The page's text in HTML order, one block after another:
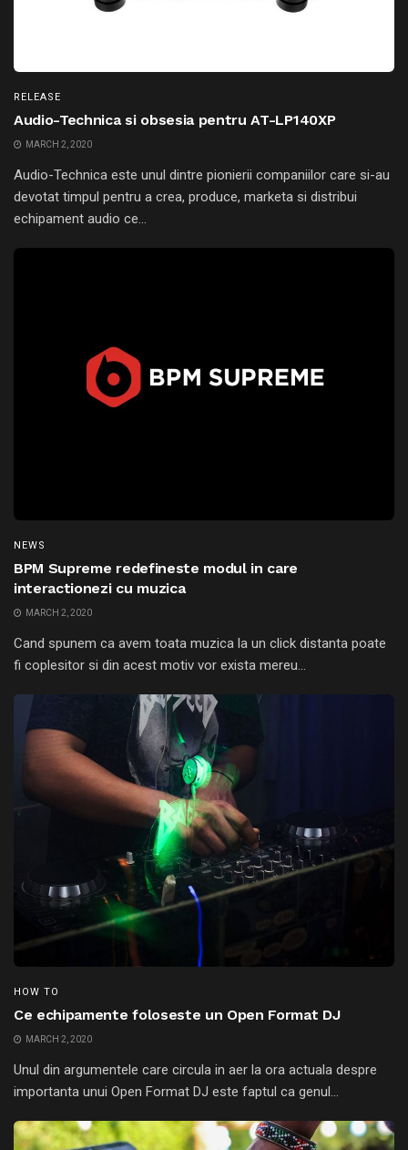
RELEASE
Audio-Technica si obsesia pentru AT-LP140XP
MARCH 2, 2020
Audio-Technica este unul dintre pionierii companiilor care si-au
devotat timpul pentru a crea, produce, marketa si distribui
echipament audio ce...
NEWS
BPM Supreme redefineste modul in care
interactionezi cu muzica
MARCH 2, 2020
Cand spunem ca avem toata muzica la un click distanta poate
fi coplesitor si din acest motiv vor exista mereu...
HOW TO
Ce echipamente foloseste un Open Format DJ
MARCH 2, 2020
Unul din argumentele care circula in aer la ora actuala despre
importanta unui Open Format DJ este faptul ca genul...